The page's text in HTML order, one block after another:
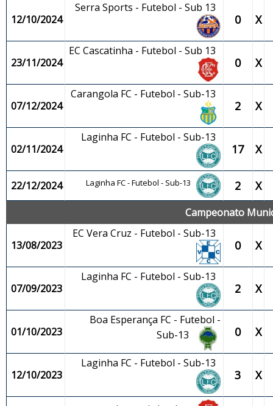
12/10/2024
Serra Sports - Futebol - Sub 13
0 X
23/11/2024
EC Cascatinha - Futebol - Sub 13
0 X
07/12/2024
Carangola FC - Futebol - Sub-13
2 X
02/11/2024
Laginha FC - Futebol - Sub-13
17 X
22/12/2024 Laginha FC - Futebol - Sub-13 2 X
Campeonato
13/08/2023
EC Vera Cruz - Futebol - Sub-13
0 X
07/09/2023
Laginha FC - Futebol - Sub-13
2 X
01/10/2023
Boa Esperança FC - Futebol -
Sub-13
0 X
12/10/2023
Laginha FC - Futebol - Sub-13
3 X